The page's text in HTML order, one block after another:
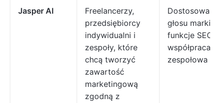
Jasper AI
Freelancerzy,
przedsiębiorcy
indywidualni i
zespoły, które
chcą tworzyć
zawartość
marketingową
zgodną z
Dostosowanie
głosu marki,
funkcje SEO i
współpraca
zespołowa